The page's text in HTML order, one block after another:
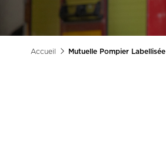
Fil
Accueil Mutuelle Pompier Labellisée